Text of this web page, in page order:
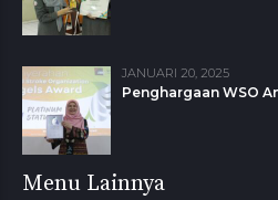
JANUARI 20, 2025
Penghargaan WSO
Menu Lainnya